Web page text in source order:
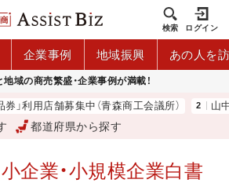
検索 ログイン
企業事例 地域振興 あの人を
域の商売繁盛・企業事例が満載！
店舗募集中（青森商工会議所） 山中伸弥
都道府県から探す
企業・小規模企業白書